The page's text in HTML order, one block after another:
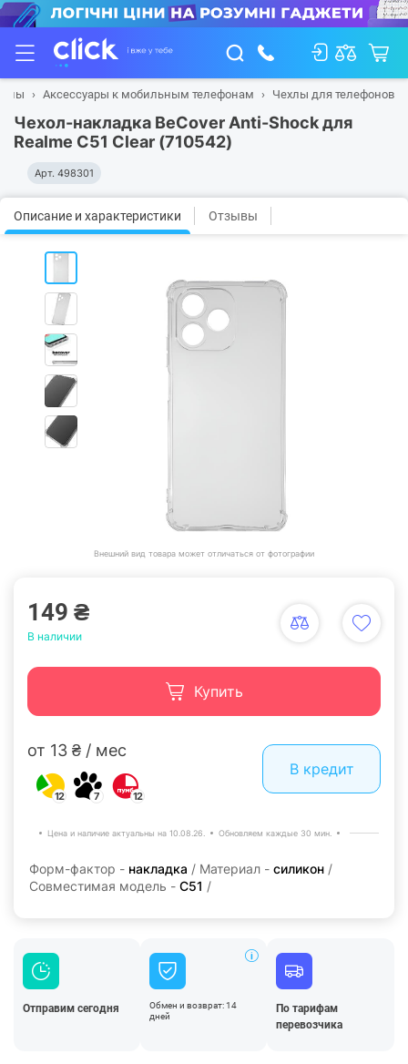
Аксессуары к мобильным телефонам Чехлы для телефонов
Чехол-накладка BeCover Anti-Shock для
Realme C51 Clear (710542)
Арт. 498301
Описание и характеристики Отзывы
Внешний вид товара может отличаться от фотографии
149 ₴
В наличии
Купить
от 13 ₴ / мес
12 7 12
В кредит
Цена и наличие актуальны на 10.08.26. Обновляем каждые 30 мин.
Форм-фактор - накладка / Материал - силикон /
Совместимая модель - C51 /
Отправим сегодня
Обмен и возврат: 14
дней
По тарифам
перевозчика